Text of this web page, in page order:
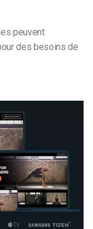
peuvent
des besoins de